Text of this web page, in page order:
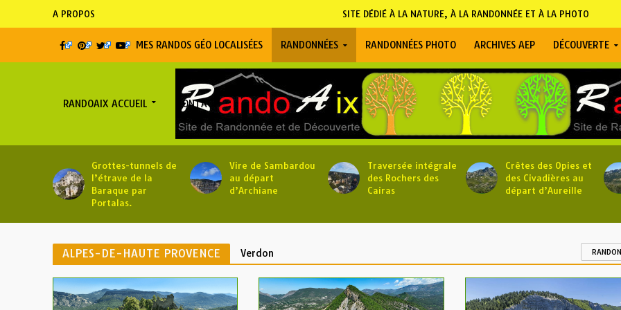
A PROPOS SITE DÉDIÉ À LA NATURE, À LA RANDONNÉE ET À LA PHOTO
MES RANDOS GÉO LOCALISÉES RANDONNÉES RANDONNÉES PHOTO ARCHIVES AEP DÉCOUVERTE
RANDOAIX ACCUEIL CONTACT
Grottes-tunnels de
l’étrave de la
Baraque par
Portalas.
Vire de Sambardou
au départ
d’Archiane
Traversée intégrale
des Rochers des
Cairas
Crêtes des Opies et
des Civadières au
départ d’Aureille
ALPES-DE-HAUTE PROVENCE Verdon